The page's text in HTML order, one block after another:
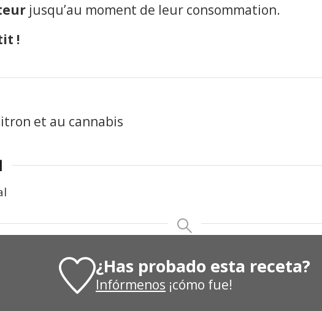
jusqu’au moment de leur consommation.
!
¿Has probado esta receta?
Infórmenos ¡cómo fue!